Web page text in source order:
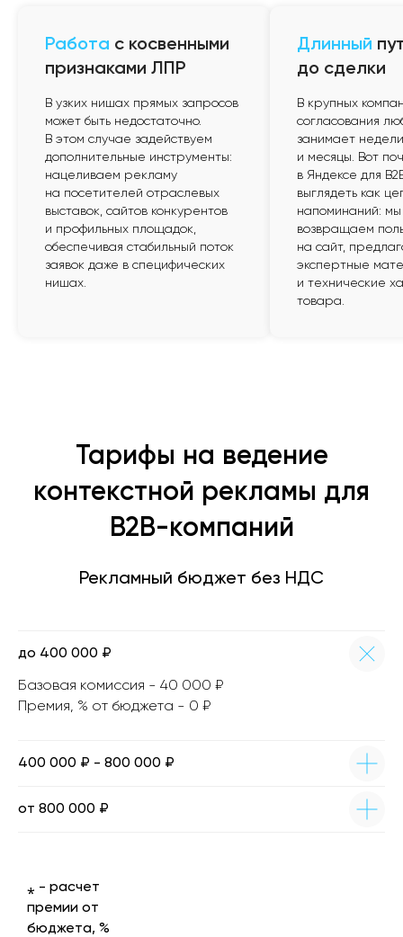
Работа с косвенными
признаками ЛПР
В узких нишах прямых запросов
может быть недостаточно.
В этом случае задействуем
дополнительные инструменты:
нацеливаем рекламу
на посетителей отраслевых
выставок, сайтов конкурентов
и профильных площадок,
обеспечивая стабильный поток
заявок даже в специфических
нишах.
Длинный
до сделки
В крупных
согласования
занимает
и месяцы. Вот
в Яндексе для
выглядеть как
напоминаний: мы
возвращаем
на сайт,
экспертные
и технические
товара.
Тарифы на ведение
контекстной рекламы для
B2B-компаний
Рекламный бюджет без НДС
до 400 000 ₽
Базовая комиссия - 40 000 ₽
Премия, % от бюджета - 0 ₽
400 000 ₽ - 800 000 ₽
от 800 000 ₽
⁎ - расчет
премии от
бюджета, %
и выполним их без дополнительной оплаты.
Вы оперативно согласовали наши предложения
и предоставили необходимые данные,
но ключевые показатели не достигнуты?
Если результат не улучшился — комиссия
за ведение не взимается.
Финансовые гарантии
Гарантия корректности
действующие с 1 сентября 2022 года.
по отправке отчетов в Единый реестр
интернет-рекламы.